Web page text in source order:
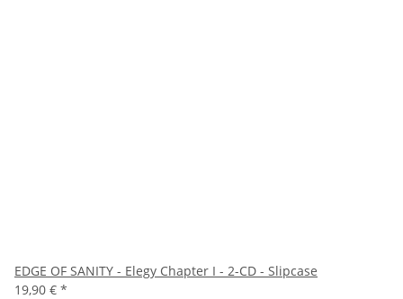
EDGE OF SANITY - Elegy Chapter I - 2-CD - Slipcase
19,90 € *